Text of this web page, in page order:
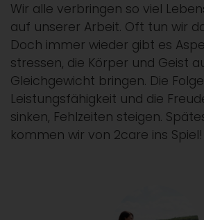
Wir alle verbringen so viel
auf unserer Arbeit. Oft tun wir
Doch immer wieder gibt es
stressen, die Körper und Geist
Gleichgewicht bringen. Die
Leistungsfähigkeit und die
sinken, Fehlzeiten steigen.
kommen wir von 2care ins Spiel!